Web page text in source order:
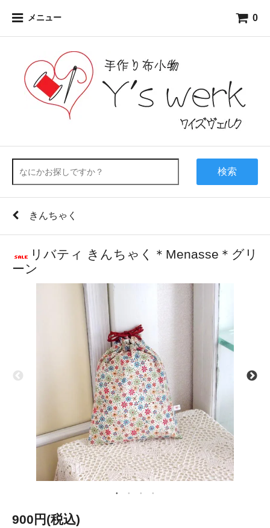
メニュー 0
検索
きんちゃく
リバティ きんちゃく＊Menasse＊グリ
ーン
900円(税込)